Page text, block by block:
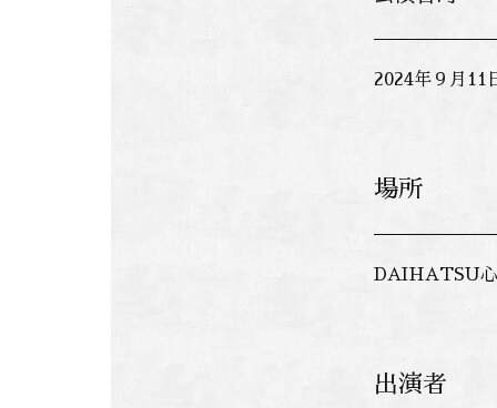
2024年９月11
場所
DAIHATSU
出演者